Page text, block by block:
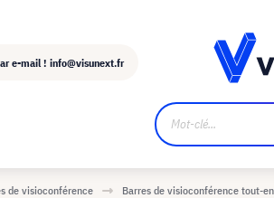
e-mail ! info@visunext.fr
de visioconférence Barres de visioconférence tout-